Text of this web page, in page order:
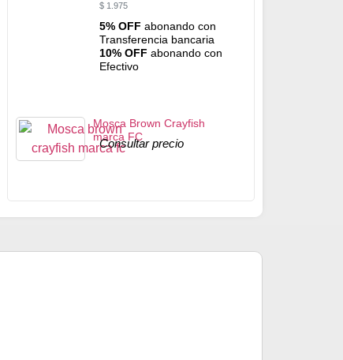
$ 1.975
5% OFF abonando con
Transferencia bancaria
10% OFF abonando con
Efectivo
Mosca Brown Crayfish
marca FC
Consultar precio